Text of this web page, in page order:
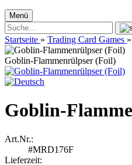
Menü
Startseite » Trading Card Games »
Goblin-Flammenrülpser (Foil)
Goblin-
Art.Nr.:
#MRD176F
Lieferzeit: